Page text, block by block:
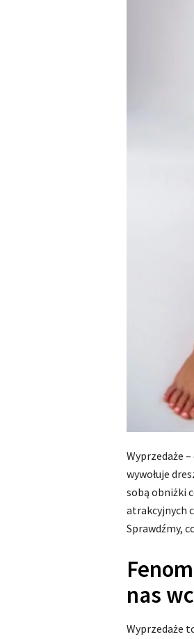
Wyprzedaże
wywołuje
sobą obniżki
atrakcyjnych
Sprawdźmy,
nas
Wyprzedaże